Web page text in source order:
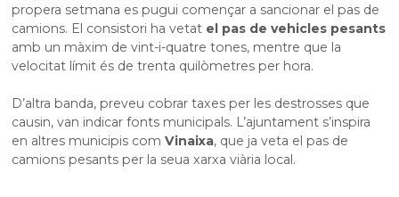
propera setmana es pugui començar a sancionar el pas de
camions. El consistori ha vetat el pas de vehicles pesants
amb un màxim de vint-i-quatre tones, mentre que la
velocitat límit és de trenta quilòmetres per hora.
D’altra banda, preveu cobrar taxes per les destrosses que
causin, van indicar fonts municipals. L’ajuntament s’inspira
en altres municipis comVinaixa, que ja veta el pas de
camions pesants per la seua xarxa viària local.